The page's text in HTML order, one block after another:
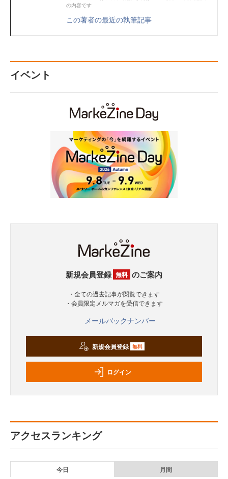
の内容です
この著者の最近の執筆記事
イベント
新規会員登録 無料 のご案内
・全ての過去記事が閲覧できます
・会員限定メルマガを受信できます
メールバックナンバー
新規会員登録 無料
ログイン
アクセスランキング
今日 月間